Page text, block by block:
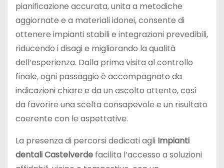
pianificazione accurata, unita a metodiche
aggiornate e a materiali idonei, consente di
ottenere impianti stabili e integrazioni prevedibili,
riducendo i disagi e migliorando la qualità
dell’esperienza. Dalla prima visita al controllo
finale, ogni passaggio è accompagnato da
indicazioni chiare e da un ascolto attento, così
da favorire una scelta consapevole e un risultato
coerente con le aspettative.
La presenza di percorsi dedicati agli Impianti
dentali Castelverde facilita l’accesso a soluzioni